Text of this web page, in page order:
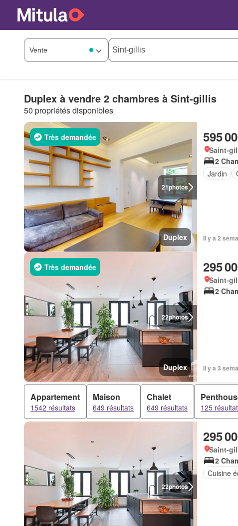
Duplex à vendre 2 chambres à Sint-gillis
50 propriétés disponibles
21photos
Très demandée
Duplex
595
Saint-
2
Jardin
Il y a 2
22photos
Très demandée
Duplex
295
Saint-
2
Il y a 3
Appartement
1542 résultats
Maison
649 résultats
Chalet
649 résultats 125
22photos
295
Saint-
2
Cuisine